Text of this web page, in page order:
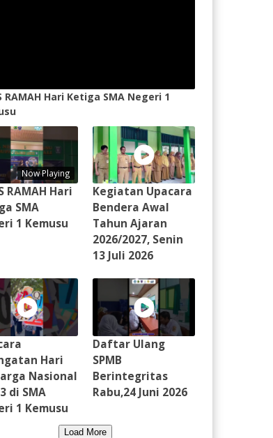
RAMAH Hari Ketiga SMA Negeri 1
Now Playing
RAMAH Hari
SMA
1 Kemusu
Kegiatan Upacara
Bendera Awal
Tahun Ajaran
2026/2027, Senin
13 Juli 2026
Hari
Nasional
di SMA
1 Kemusu
Daftar Ulang
SPMB
Berintegritas
Rabu,24 Juni 2026
Load More